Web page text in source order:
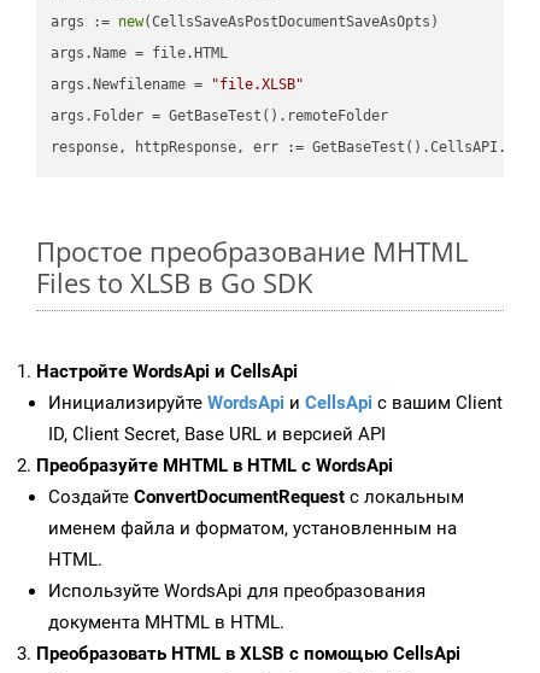
args := new(CellsSaveAsPostDocumentSaveAsOpts)
args.Name = file.HTML
args.Newfilename =
"file.XLSB"
args.Folder = GetBaseTest().remoteFolder
Простое преобразование MHTML
Files to XLSB в Go SDK
Настройте WordsApi и CellsApi
Инициализируйте WordsApi и CellsApi с вашим Client
ID, Client Secret, Base URL и версией API
Преобразуйте MHTML в HTML с WordsApi
Создайте ConvertDocumentRequest с локальным
именем файла и форматом, установленным на
HTML.
Используйте WordsApi для преобразования
документа MHTML в HTML.
Преобразовать HTML в XLSB с помощью CellsApi